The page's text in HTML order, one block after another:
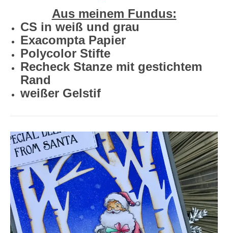
Aus meinem Fundus:
CS in weiß und grau
Exacompta Papier
Polycolor Stifte
Recheck Stanze mit gestichtem
Rand
weißer Gelstif